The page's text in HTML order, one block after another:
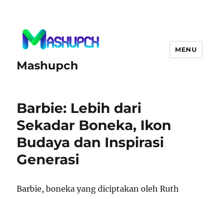
Mashupch
MENU
Barbie: Lebih dari
Sekadar Boneka, Ikon
Budaya dan Inspirasi
Generasi
Barbie, boneka yang diciptakan oleh Ruth